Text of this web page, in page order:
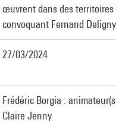
œuvrent dans des territoires
convoquant Fernand
27/03/2024
Frédéric Borgia :
Claire Jenny